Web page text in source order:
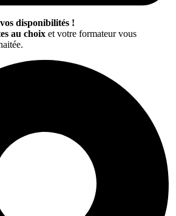
disponibilités !
au choix et votre formateur vous